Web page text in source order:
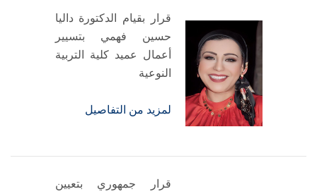
قرار بقيام الدكتورة داليا
حسين فهمي بتسيير
أعمال عميد كلية التربية
النوعية
لمزيد من التفاصيل
قرار جمهوري بتعيين